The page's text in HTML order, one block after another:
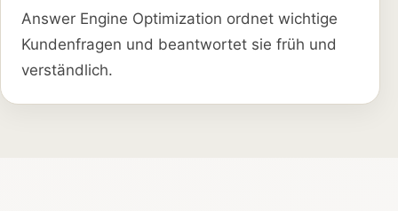
Answer Engine Optimization ordnet wichtige
Kundenfragen und beantwortet sie früh und
verständlich.